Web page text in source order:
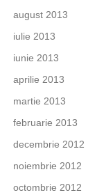
august 2013
iulie 2013
iunie 2013
aprilie 2013
martie 2013
februarie 2013
decembrie 2012
noiembrie 2012
octombrie 2012